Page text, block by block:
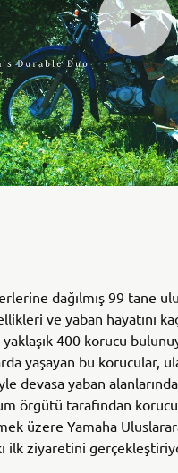
dağılmış 99 tane
ve yaban hayatını
yaklaşık 400 korucu
yaşayan bu korucular,
devasa yaban
örgütü tarafından
üzere Yamaha
ilk ziyaretini